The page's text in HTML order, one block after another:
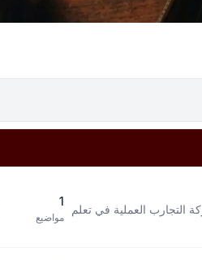
التجارب العملية في تعلم
1
مواضيع